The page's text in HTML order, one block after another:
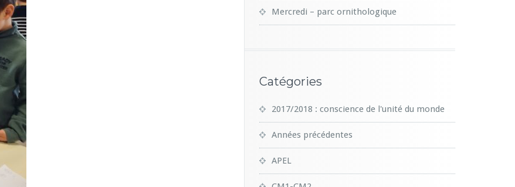
Mercredi – parc ornithologique
Catégories
2017/2018 : conscience de l'unité du monde
Années précédentes
APEL